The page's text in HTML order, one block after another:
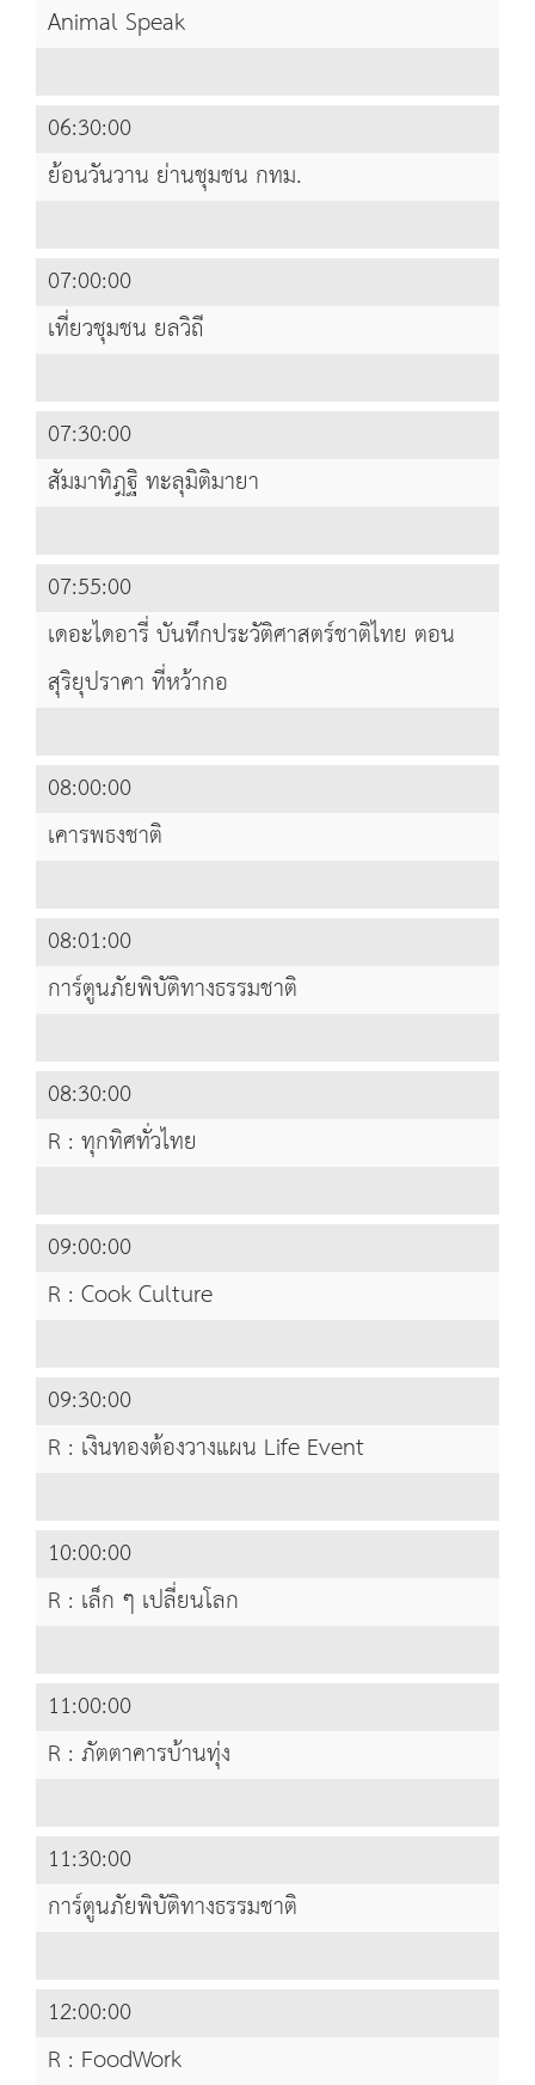
Animal Speak
06:30:00
ย้อนวันวาน ย่านชุมชน กทม.
07:00:00
เที่ยวชุมชน ยลวิถี
07:30:00
สัมมาทิฎฐิ ทะลุมิติมายา
07:55:00
เดอะไดอารี่ บันทึกประวัติศาสตร์ชาติไทย ตอน
สุริยุปราคา ที่หว้ากอ
08:00:00
เคารพธงชาติ
08:01:00
การ์ตูนภัยพิบัติทางธรรมชาติ
08:30:00
R : ทุกทิศทั่วไทย
09:00:00
R : Cook Culture
09:30:00
R : เงินทองต้องวางแผน Life Event
10:00:00
R : เล็ก ๆ เปลี่ยนโลก
11:00:00
R : ภัตตาคารบ้านทุ่ง
11:30:00
การ์ตูนภัยพิบัติทางธรรมชาติ
12:00:00
R : FoodWork